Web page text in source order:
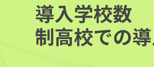
導入学校数
制高校での